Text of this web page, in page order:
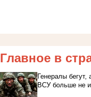
Главное в
Генералы бегут,
ВСУ больше не